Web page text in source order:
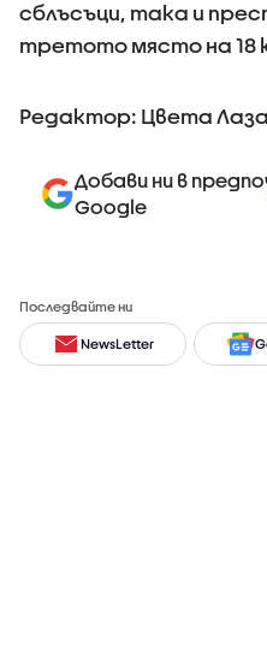
сблъсъци, така и
третото място на 18
Редактор: Цвета
Добави ни в
Google
Последвайте ни
NewsLetter